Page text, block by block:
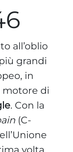
all’oblio
grandi
in
motore di
. Con la
(C-
volta